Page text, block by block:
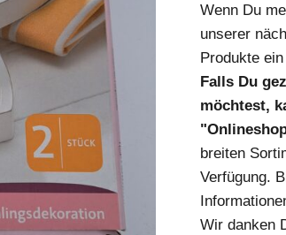
Wenn Du
unserer
Produkte
Falls Du
möchtest,
breiten
Verfügung.
Wir danken